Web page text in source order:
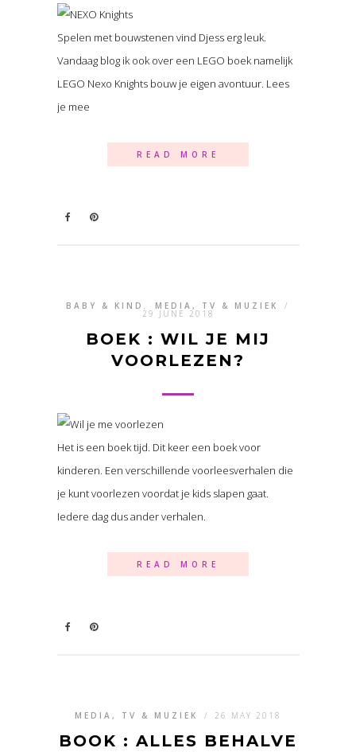
Spelen met bouwstenen vind Djess erg leuk.
Vandaag blog ik ook over een LEGO boek namelijk
LEGO Nexo Knights bouw je eigen avontuur. Lees
je mee
READ MORE
BABY & KIND , MEDIA, TV & MUZIEK /
29 JUNE 2018
BOEK : WIL JE MIJ
VOORLEZEN?
Het is een boek tijd. Dit keer een boek voor
kinderen. Een verschillende voorleesverhalen die
je kunt voorlezen voordat je kids slapen gaat.
Iedere dag dus ander verhalen.
READ MORE
MEDIA, TV & MUZIEK / 26 MAY 2018
BOOK : ALLES BEHALVE